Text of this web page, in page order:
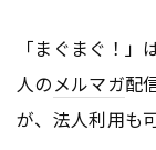
「まぐまぐ！」
人のメルマガ配
が、法人利用も